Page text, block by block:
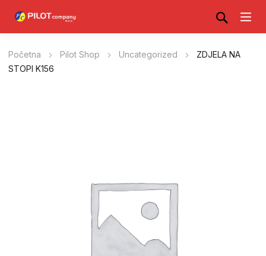
Početna Pilot Shop Uncategorized
ZDJELA NA
STOPI K156